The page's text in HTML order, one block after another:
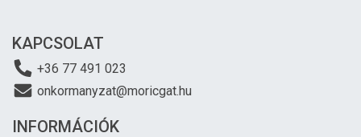
KAPCSOLAT
+36 77 491 023
onkormanyzat@moricgat.hu
INFORMÁCIÓK